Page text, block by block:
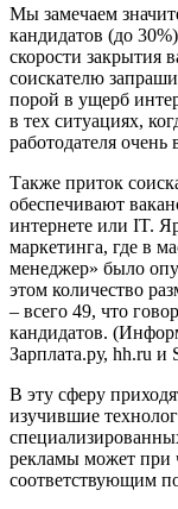
Мы замечаем
кандидатов (до
скорости закрытия
соискателю
порой в ущерб
в тех ситуациях,
работодателя очень
Также приток
обеспечивают
интернете или IT.
маркетинга, где в
менеджер» было
этом количество
– всего 49, что
кандидатов.
Зарплата.ру, hh.ru и
В эту сферу
изучившие
рекламы может при
соответствующим